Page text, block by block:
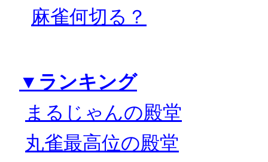
麻雀何切る？
▼ランキング
まるじゃんの殿堂
丸雀最高位の殿堂